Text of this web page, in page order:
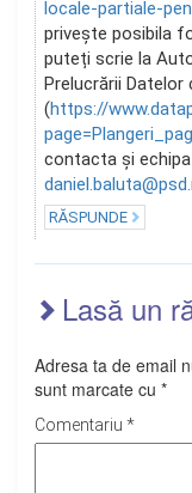
locale-partiale-
privește posibila
puteți scrie la
Prelucrării Datelor
(https://
contacta și
RĂSPUNDE
Lasă un
Adresa ta de email
sunt marcate cu *
Comentariu *